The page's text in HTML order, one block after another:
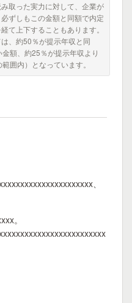
取った実力に対して、企業が
ずしもこの金額と同額で内定
て上下することもあります。
、約50％が提示年収と同
額、約25％が提示年収より
範囲内）となっています。
、
。